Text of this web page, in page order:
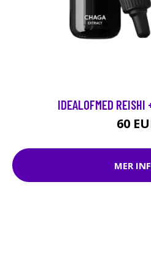
IDEALOFMED REISHI
60
MER